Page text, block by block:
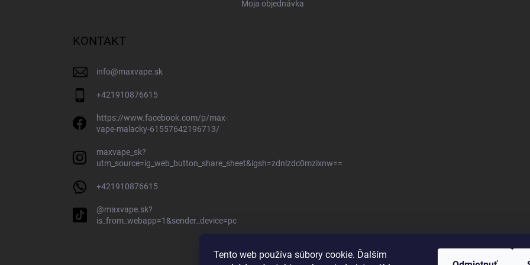
Tento web používa súbory cookie. Ďalším
Moja objednávka
KONTAKT
info@maxvape.sk
+421910876615
https://www.facebook.com/p/max-
vape-malacky-61557642196713/
maxvape_sk?
utm_source=ig_web_button_share_sheet&igsh=zdnlzdc0mzixnw==
+421910876615
@maxvape.sk?
is_from_webapp=1&sender_device=pc